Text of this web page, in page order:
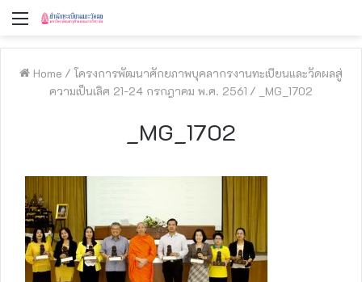
Menu
Home / โครงการพัฒนาศักยภาพบุคลากรงานทะเบียนและวัดผลสู่
ความเป็นเลิศ 21-24 กรกฎาคม พ.ศ. 2561 / _MG_1702
_MG_1702